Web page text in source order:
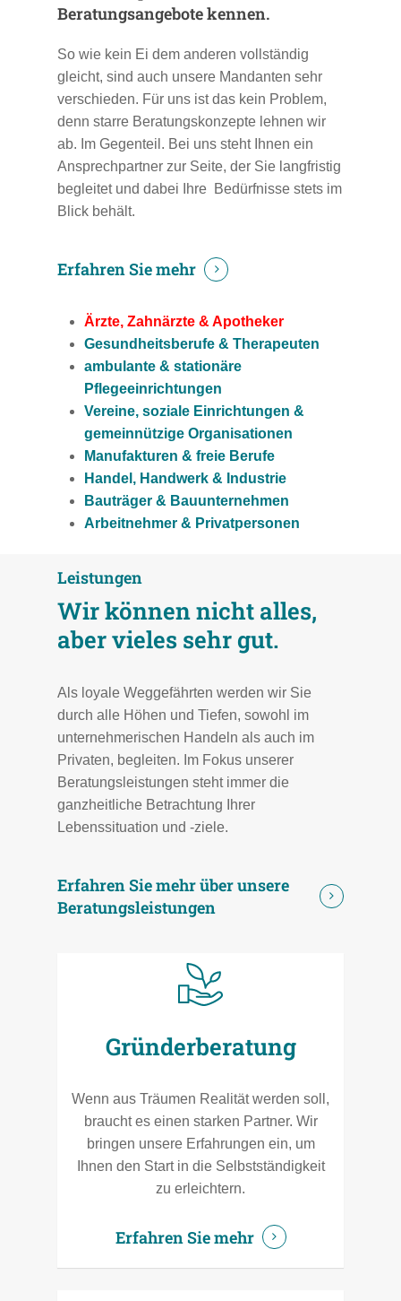
Beratungsangebote kennen.
So wie kein Ei dem anderen vollständig
gleicht, sind auch unsere Mandanten sehr
verschieden. Für uns ist das kein Problem,
denn starre Beratungskonzepte lehnen wir
ab. Im Gegenteil. Bei uns steht Ihnen ein
Ansprechpartner zur Seite, der Sie langfristig
begleitet und dabei Ihre Bedürfnisse stets im
Blick behält.
Erfahren Sie mehr
Ärzte, Zahnärzte & Apotheker
Gesundheitsberufe & Therapeuten
ambulante & stationäre
Pflegeeinrichtungen
Vereine, soziale Einrichtungen &
gemeinnützige Organisationen
Manufakturen & freie Berufe
Handel, Handwerk & Industrie
Bauträger & Bauunternehmen
Arbeitnehmer & Privatpersonen
Leistungen
Wir können nicht alles,
aber vieles sehr gut.
Als loyale Weggefährten werden wir Sie
durch alle Höhen und Tiefen, sowohl im
unternehmerischen Handeln als auch im
Privaten, begleiten. Im Fokus unserer
Beratungsleistungen steht immer die
ganzheitliche Betrachtung Ihrer
Lebenssituation und -ziele.
Erfahren Sie mehr über unsere
Beratungsleistungen
Gründerberatung
Wenn aus Träumen Realität werden soll,
braucht es einen starken Partner. Wir
bringen unsere Erfahrungen ein, um
Ihnen den Start in die Selbstständigkeit
zu erleichtern.
Erfahren Sie mehr